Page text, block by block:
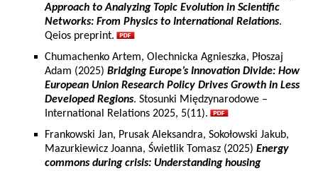
Approach to Analyzing Topic Evolution in Scientific
Networks: From Physics to International Relations.
Qeios preprint.
Chumachenko Artem, Olechnicka Agnieszka, Płoszaj
Adam (2025) Bridging Europe’s Innovation Divide: How
European Union Research Policy Drives Growth in Less
Developed Regions. Stosunki Międzynarodowe –
International Relations 2025, 5(11).
Frankowski Jan, Prusak Aleksandra, Sokołowski Jakub,
Mazurkiewicz Joanna, Świetlik Tomasz (2025) Energy
commons during crisis: Understanding housing